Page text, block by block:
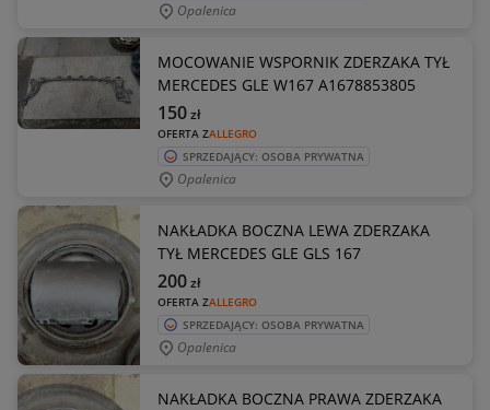
Opalenica
MOCOWANIE WSPORNIK ZDERZAKA TYŁ
MERCEDES GLE W167 A1678853805
OFERTA ZALLEGRO
150zł
SPRZEDAJĄCY: OSOBA PRYWATNA
Opalenica
NAKŁADKA BOCZNA LEWA ZDERZAKA
TYŁ MERCEDES GLE GLS 167
OFERTA ZALLEGRO
200zł
SPRZEDAJĄCY: OSOBA PRYWATNA
Opalenica
NAKŁADKA BOCZNA PRAWA ZDERZAKA